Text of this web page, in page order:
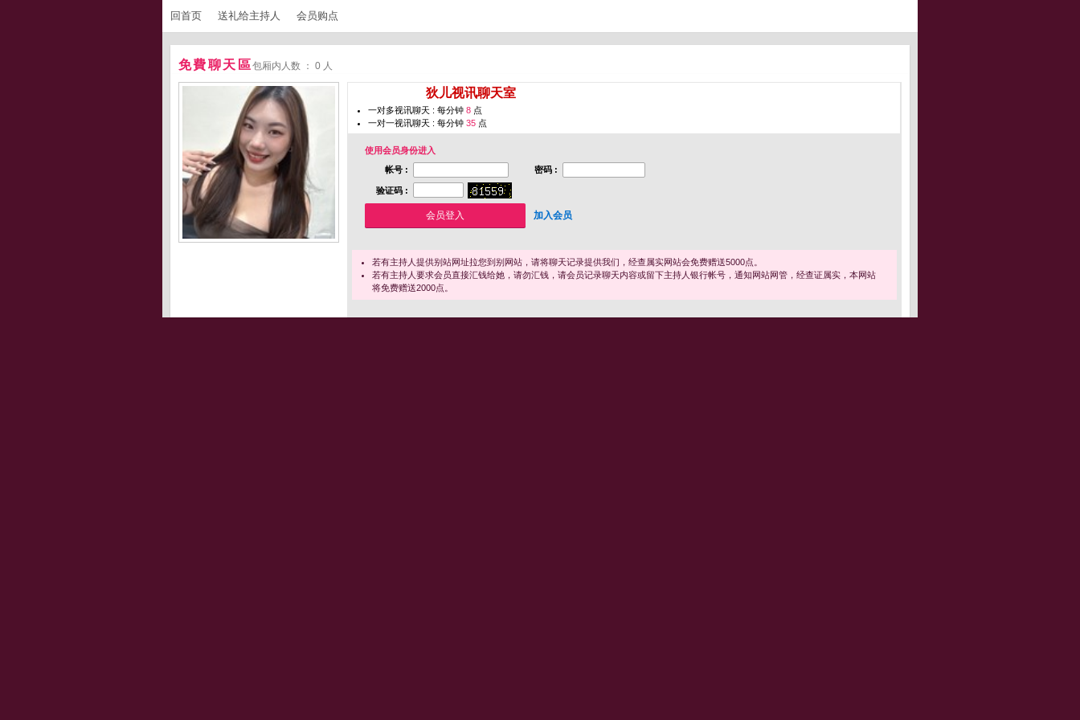
回首页 送礼给主持人 会员购点
免費聊天區包厢内人数 ： 0 人
狄儿视讯聊天室
一对多视讯聊天 : 每分钟 8 点
一对一视讯聊天 : 每分钟 35 点
使用会员身份进入
帐号 :
密码 :
验证码 :
加入会员
若有主持人提供别站网址拉您到别网站，请将聊天记录提供我们，经查属实网站会免费赠送5000点。
若有主持人要求会员直接汇钱给她，请勿汇钱，请会员记录聊天内容或留下主持人银行帐号，通知网站网管，经查证属实，本网站
将免费赠送2000点。